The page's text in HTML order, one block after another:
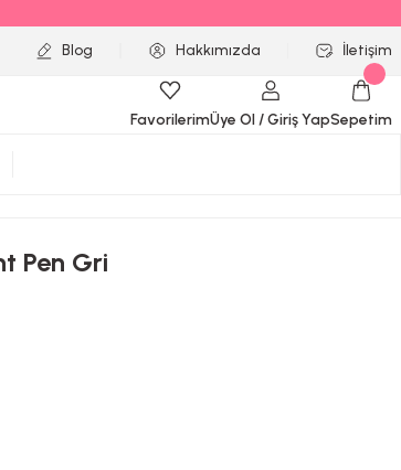
Blog Hakkımızda İletişim
FavorilerimÜye Ol / Giriş YapSepetim
Pen Gri